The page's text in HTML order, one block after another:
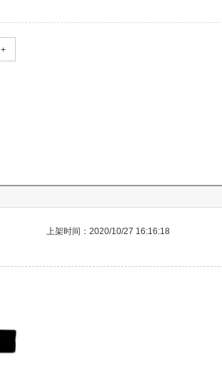
+
上架时间：2020/10/27 16:16:18